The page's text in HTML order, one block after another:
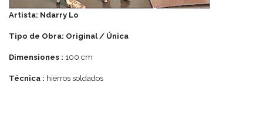
Artista: Ndarry Lo
Tipo de Obra: Original / Única
Dimensiones : 100 cm
Técnica : hierros soldados